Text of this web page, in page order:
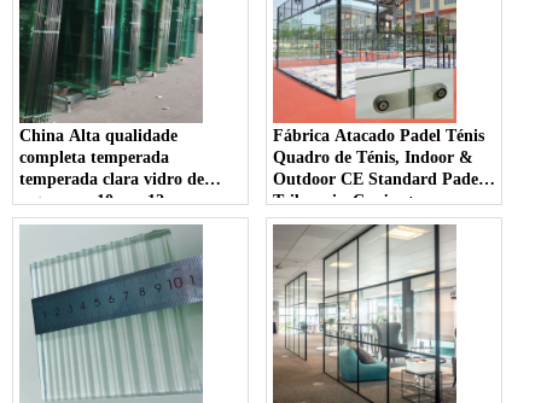
China Alta qualidade
completa temperada
temperada clara vidro de
segurança 10mm 12mm para
o jogo completo da Padel
Fábrica Atacado Padel Ténis
Quadro de Ténis, Indoor &
Outdoor CE Standard Padel
Tribunais, Conjunto
Completo de 10mm 12mm
Limpar Vidro Temperado
Padel Court; Venda quente
portátil Panoramic Padel
Court em China